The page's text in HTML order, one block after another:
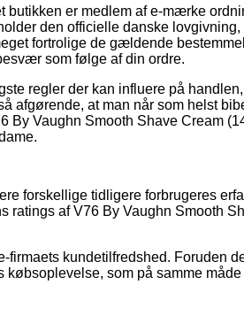
er medlem af e-mærke
den officielle danske lovgivning,
fortrolige de gældende
som følge af din ordre.
regler der kan influere på
afgørende, at man når som helst
By Vaughn Smooth Shave Cream
forskellige tidligere forbrugeres
ratings af V76 By Vaughn Smooth
firmaets kundetilfredshed. Foruden
købsoplevelse, som på samme